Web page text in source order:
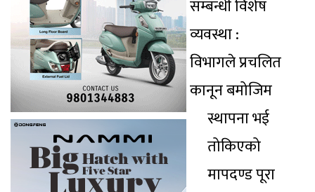
सम्बन्धी विशेष
व्यवस्था :
विभागले प्रचलित
कानून बमोजिम
स्थापना भई
तोकिएको
मापदण्ड पूरा